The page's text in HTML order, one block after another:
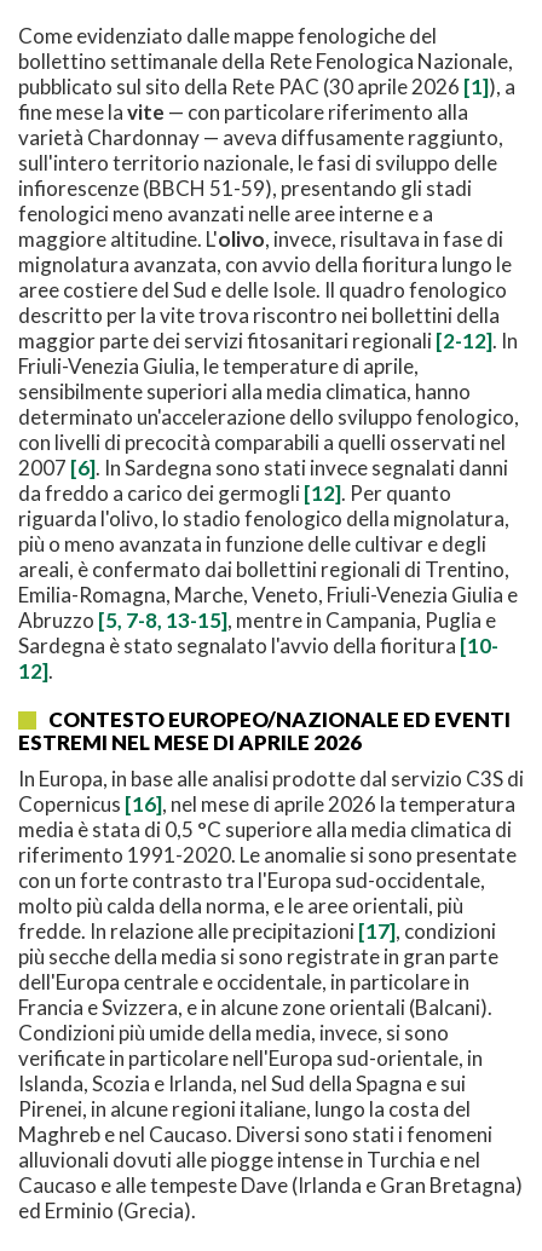
Come evidenziato dalle mappe fenologiche del
bollettino settimanale della Rete Fenologica Nazionale,
pubblicato sul sito della Rete PAC (30 aprile 2026 [1]), a
fine mese lavite — con particolare riferimento alla
varietà Chardonnay — aveva diffusamente raggiunto,
sull'intero territorio nazionale, le fasi di sviluppo delle
infiorescenze (BBCH 51-59), presentando gli stadi
fenologici meno avanzati nelle aree interne e a
maggiore altitudine. L'olivo, invece, risultava in fase di
mignolatura avanzata, con avvio della fioritura lungo le
aree costiere del Sud e delle Isole. Il quadro fenologico
descritto per la vite trova riscontro nei bollettini della
maggior parte dei servizi fitosanitari regionali[2-12]. In
Friuli-Venezia Giulia, le temperature di aprile,
sensibilmente superiori alla media climatica, hanno
determinato un'accelerazione dello sviluppo fenologico,
con livelli di precocità comparabili a quelli osservati nel
2007 [6]. In Sardegna sono stati invece segnalati danni
da freddo a carico dei germogli[12]. Per quanto
riguarda l'olivo, lo stadio fenologico della mignolatura,
più o meno avanzata in funzione delle cultivar e degli
areali, è confermato dai bollettini regionali di Trentino,
Emilia-Romagna, Marche, Veneto, Friuli-Venezia Giulia e
Abruzzo [5, 7-8, 13-15], mentre in Campania, Puglia e
Sardegna è stato segnalato l'avvio della fioritura [10-
12].
CONTESTO EUROPEO/NAZIONALE ED EVENTI
ESTREMI NEL MESE DI APRILE 2026
In Europa, in base alle analisi prodotte dal servizio C3S di
Copernicus [16], nel mese di aprile 2026 la temperatura
media è stata di 0,5 °C superiore alla media climatica di
riferimento 1991-2020. Le anomalie si sono presentate
con un forte contrasto tra l'Europa sud-occidentale,
molto più calda della norma, e le aree orientali, più
fredde. In relazione alle precipitazioni[17], condizioni
più secche della media si sono registrate in gran parte
dell'Europa centrale e occidentale, in particolare in
Francia e Svizzera, e in alcune zone orientali (Balcani).
Condizioni più umide della media, invece, si sono
verificate in particolare nell'Europa sud-orientale, in
Islanda, Scozia e Irlanda, nel Sud della Spagna e sui
Pirenei, in alcune regioni italiane, lungo la costa del
Maghreb e nel Caucaso. Diversi sono stati i fenomeni
alluvionali dovuti alle piogge intense in Turchia e nel
Caucaso e alle tempeste Dave (Irlanda e Gran Bretagna)
ed Erminio (Grecia).